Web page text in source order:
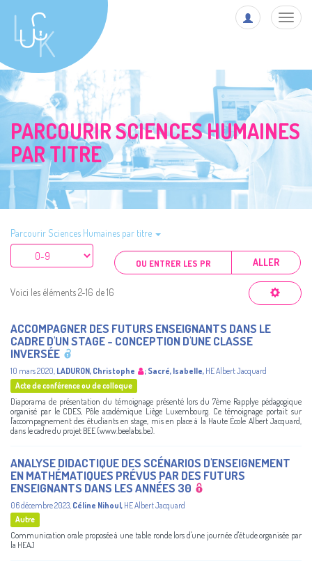
PARCOURIR SCIENCES HUMAINES
PAR TITRE
Parcourir Sciences Humaines par titre
ALLER
Voici les éléments 2-16 de 16
ACCOMPAGNER DES FUTURS ENSEIGNANTS DANS LE
CADRE D'UN STAGE - CONCEPTION D'UNE CLASSE
INVERSÉE
10 mars 2020, LADURON, Christophe ; Sacré, Isabelle, HE Albert Jacquard
Acte de conférence ou de colloque
Diaporama de présentation du témoignage présenté lors du 7ème Rapplye pédagogique
organisé par le CDES, Pôle académique Liège Luxembourg. Ce témoignage portait sur
l'accompagnement des étudiants en stage, mis en place à la Haute École Albert Jacquard,
dans le cadre du projet BEE (www.beelabs.be).
ANALYSE DIDACTIQUE DES SCÉNARIOS D'ENSEIGNEMENT
EN MATHÉMATIQUES PRÉVUS PAR DES FUTURS
ENSEIGNANTS DANS LES ANNÉES 30
06 décembre 2023, Céline Nihoul, HE Albert Jacquard
Autre
Communication orale proposée à une table ronde lors d'une journée d'étude organisée par
la HEAJ